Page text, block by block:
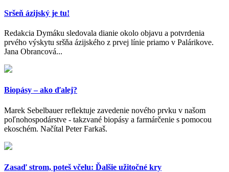
Sršeň ázijský je tu!
Redakcia Dymáku sledovala dianie okolo objavu a potvrdenia
prvého výskytu sršňa ázijského z prvej línie priamo v Palárikove.
Jana Obrancová...
Biopásy – ako ďalej?
Marek Sebelbauer reflektuje zavedenie nového prvku v našom
poľnohospodárstve - takzvané biopásy a farmárčenie s pomocou
ekoschém. Načítal Peter Farkaš.
Zasaď strom, poteš včelu: Ďalšie užitočné kry